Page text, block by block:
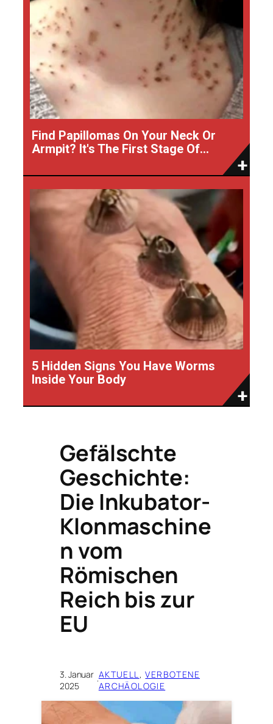
Find Papillomas On Your Neck Or
Armpit? It's The First Stage Of...
5 Hidden Signs You Have Worms
Inside Your Body
Gefälschte
Geschichte:
Die Inkubator-
Klonmaschine
n vom
Römischen
Reich bis zur
EU
3. Januar
2025
·AKTUELL, VERBOTENE
ARCHÄOLOGIE